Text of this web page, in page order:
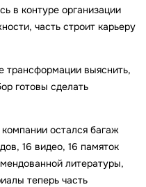
в контуре организации
часть строит карьеру
выяснить,
готовы сделать
остался багаж
16 видео, 16 памяток
литературы,
теперь часть